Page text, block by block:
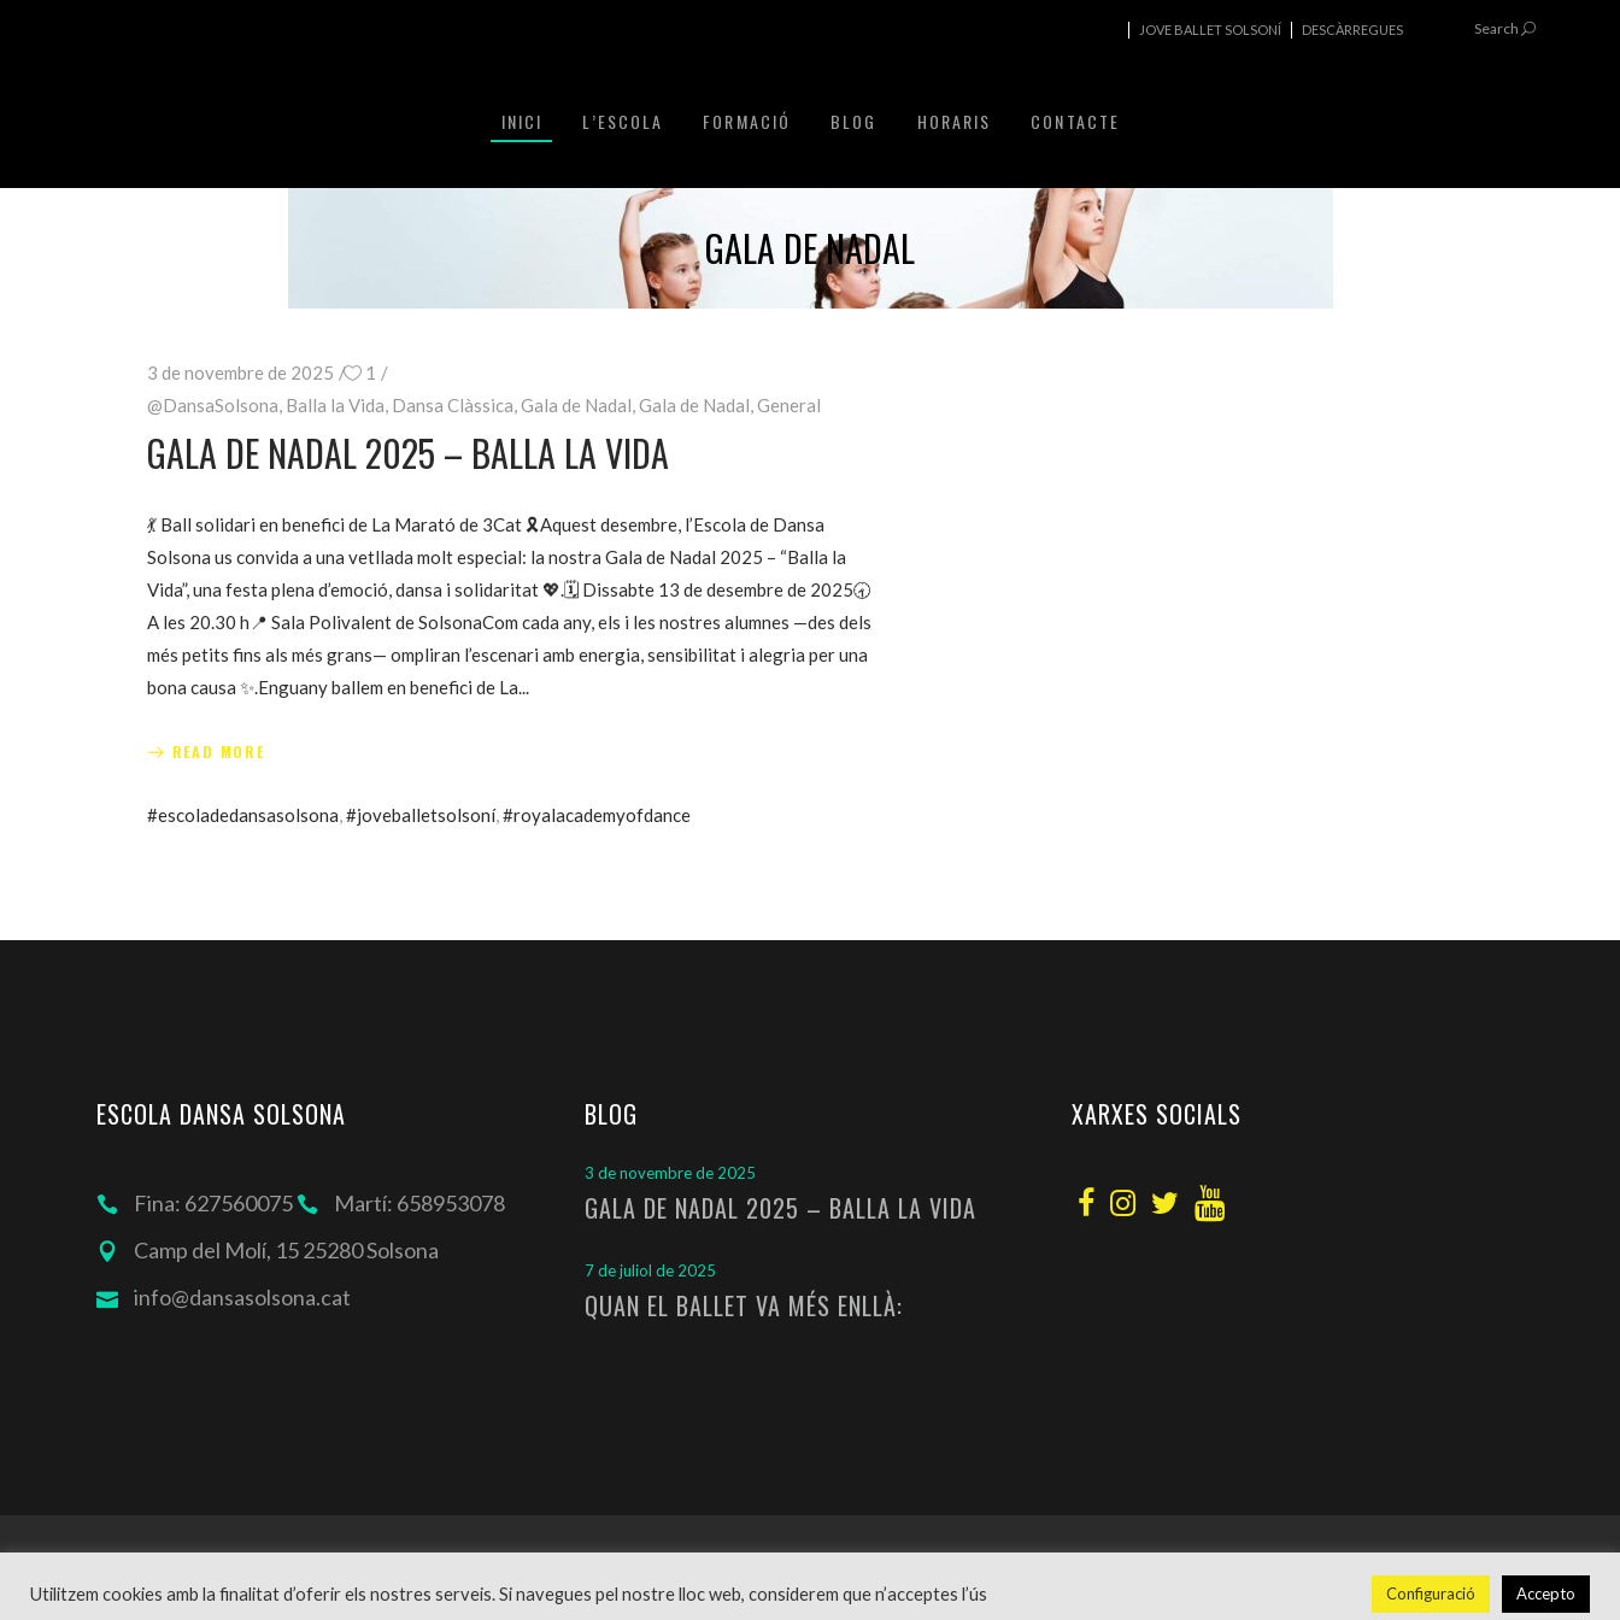
JOVE BALLET SOLSONÍ DESCÀRREGUES
INICI L’ESCOLA FORMACIÓ BLOG HORARIS CONTACTE
Search
GALA DE NADAL
3 de novembre de 2025
1
@DansaSolsona, Balla la Vida, Dansa Clàssica,Gala de Nadal,Gala de Nadal,General
GALA DE NADAL 2025 – BALLA LA VIDA
💃 Ball solidari en benefici de La Marató de 3Cat 🎗️Aquest desembre, l’Escola de Dansa
Solsona us convida a una vetllada molt especial: la nostra Gala de Nadal 2025 – “Balla la
Vida”, una festa plena d’emoció, dansa i solidaritat 💖.🗓️ Dissabte 13 de desembre de 2025🕣
A les 20.30 h📍 Sala Polivalent de SolsonaCom cada any, els i les nostres alumnes —des dels
més petits fins als més grans— ompliran l’escenari amb energia, sensibilitat i alegria per una
bona causa ✨.Enguany ballem en benefici de La
READ MORE
#escoladedansasolsona,#joveballetsolsoní,#royalacademyofdance
ESCOLA DANSA SOLSONA
Fina: 627560075
Martí: 658953078
Camp del Molí, 15 25280 Solsona
info@dansasolsona.cat
BLOG
3 de novembre de 2025
GALA DE NADAL 2025 – BALLA LA VIDA
7 de juliol de 2025
QUAN EL BALLET VA MÉS ENLLÀ:
XARXES SOCIALS
Utilitzem cookies amb la finalitat d’oferir els nostres serveis. Si navegues pel nostre lloc web, considerem que n’acceptes l’ús Configuració Accepto